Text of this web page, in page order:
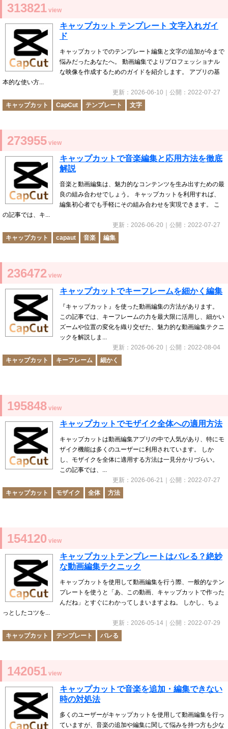
313821 view
キャップカット テンプレート 文字入れガイ
ド
キャップカットでのテンプレート編集と文字の追加が今まで
悩みだったあなたへ。 動画編集でよりプロフェッショナル
な映像を作成するためのガイドを紹介します。 アプリの基
本的な使い方...
更新： 2026-06-10 ｜公開： 2022-07-27
キャップカット
CapCut テンプレート 文字
273955 view
キャップカットで音楽編集と応用方法を徹底
解説
音楽と動画編集は、魅力的なコンテンツを生み出すための最
良の組み合わせでしょう。 キャップカットを利用すれば、
編集初心者でも手軽にその組み合わせを実現できます。 こ
の記事では、キ...
更新： 2026-06-20 ｜公開： 2022-07-27
キャップカット
capaut 音楽 編集
236472 view
キャップカットでキーフレームを細かく編集
『キャップカット』を使った動画編集の方法があります。
この記事では、キーフレームの力を最大限に活用し、細かい
ズームや位置の変化を織り交ぜた、魅力的な動画編集テクニ
ックを解説しま...
更新： 2026-06-20 ｜公開： 2022-08-04
キャップカット
キーフレーム 細かく
195848 view
キャップカットでモザイク全体への適用方法
キャップカットは動画編集アプリの中で人気があり、特にモ
ザイク機能は多くのユーザーに利用されています。 しか
し、モザイクを全体に適用する方法は一見分かりづらい。
この記事では、...
更新： 2026-06-21 ｜公開： 2022-07-27
キャップカット
モザイク 全体 方法
154120 view
キャップカットテンプレートはバレる？絶妙
な動画編集テクニック
キャップカットを使用して動画編集を行う際、一般的なテン
プレートを使うと「あ、この動画、キャップカットで作った
んだね」とすぐにわかってしまいますよね。 しかし、ちょ
っとしたコツを...
更新： 2026-05-14 ｜公開： 2022-07-29
キャップカット
テンプレート バレる
142051 view
キャップカットで音楽を追加・編集できない
時の対処法
多くのユーザーがキャップカットを使用して動画編集を行っ
ていますが、音楽の追加や編集に関して悩みを持つ方も少な